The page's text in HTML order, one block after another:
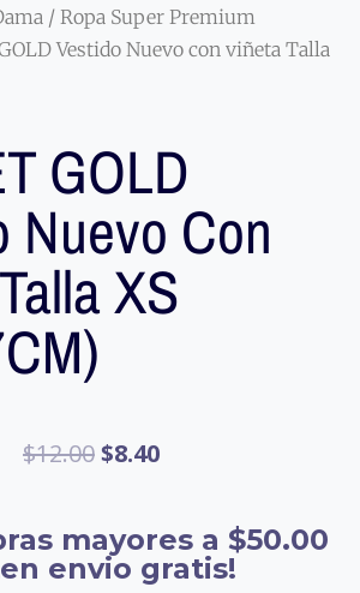
/ Ropa Super Premium
Vestido Nuevo con viñeta Talla
GOLD
Nuevo Con
XS
$12.00$8.40
mayores a $50.00
envio gratis!